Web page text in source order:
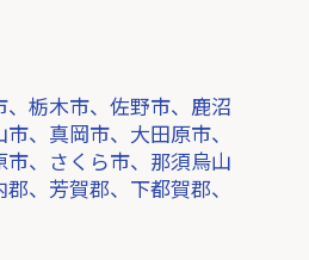
栃木市、佐野市、鹿沼
、真岡市、大田原市、
、さくら市、那須烏山
、芳賀郡、下都賀郡、